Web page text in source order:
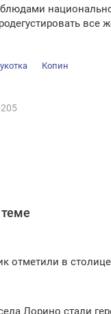
все
Копин
отметили в
Лорино стали